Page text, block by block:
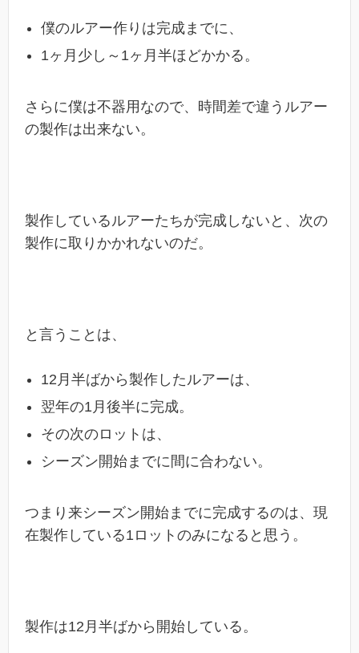
僕のルアー作りは完成までに、
1ヶ月少し～1ヶ月半ほどかかる。
さらに僕は不器用なので、時間差で違うルアー
の製作は出来ない。
製作しているルアーたちが完成しないと、次の
製作に取りかかれないのだ。
と言うことは、
12月半ばから製作したルアーは、
翌年の1月後半に完成。
その次のロットは、
シーズン開始までに間に合わない。
つまり来シーズン開始までに完成するのは、現
在製作している1ロットのみになると思う。
製作は12月半ばから開始している。